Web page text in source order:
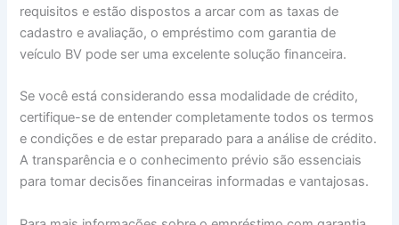
requisitos e estão dispostos a arcar com as taxas de
cadastro e avaliação, o empréstimo com garantia de
veículo BV pode ser uma excelente solução financeira.
Se você está considerando essa modalidade de crédito,
certifique-se de entender completamente todos os termos
e condições e de estar preparado para a análise de crédito.
A transparência e o conhecimento prévio são essenciais
para tomar decisões financeiras informadas e vantajosas.